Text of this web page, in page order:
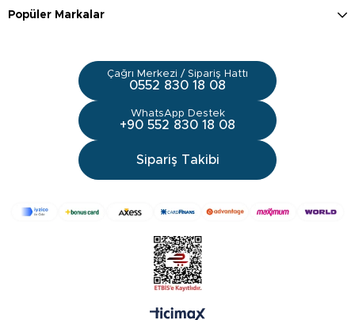
Popüler Markalar
Çağrı Merkezi / Sipariş Hattı
0552 830 18 08
WhatsApp Destek
+90 552 830 18 08
Sipariş Takibi